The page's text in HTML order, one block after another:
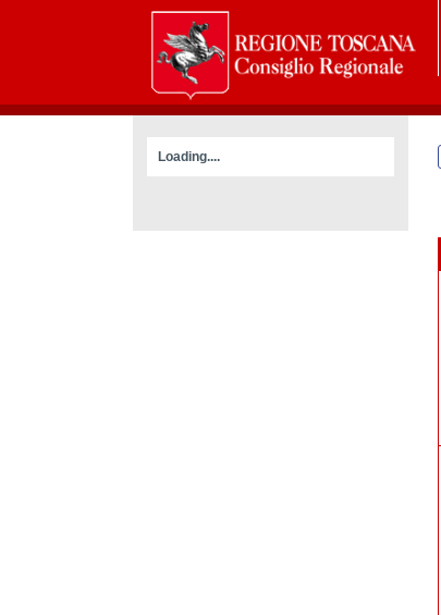
Loading....